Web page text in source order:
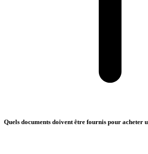
Quels documents doivent être fournis pour acheter